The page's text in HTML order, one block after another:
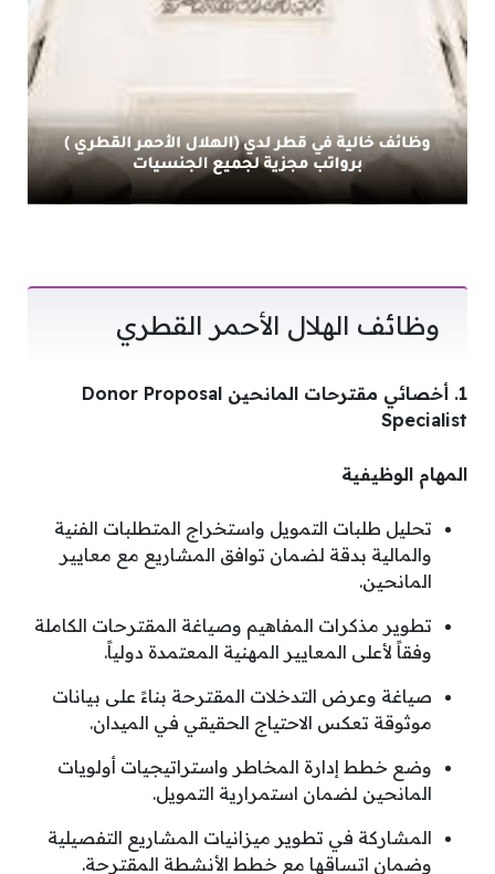
وظائف الهلال الأحمر القطري
1. أخصائي مقترحات المانحين Donor Proposal
Specialist
المهام الوظيفية
تحليل طلبات التمويل واستخراج المتطلبات الفنية
والمالية بدقة لضمان توافق المشاريع مع معايير
المانحين.
تطوير مذكرات المفاهيم وصياغة المقترحات الكاملة
وفقاً لأعلى المعايير المهنية المعتمدة دولياً.
صياغة وعرض التدخلات المقترحة بناءً على بيانات
موثوقة تعكس الاحتياج الحقيقي في الميدان.
وضع خطط إدارة المخاطر واستراتيجيات أولويات
المانحين لضمان استمرارية التمويل.
المشاركة في تطوير ميزانيات المشاريع التفصيلية
وضمان اتساقها مع خطط الأنشطة المقترحة.